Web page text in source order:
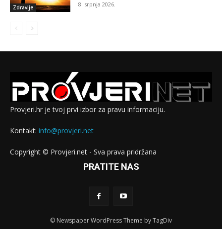
Zdravlje 8. srpnja 2026.
Provjeri.hr je tvoj prvi izbor za pravu informaciju.
Kontakt: info@provjeri.net
Copyright © Provjeri.net - Sva prava pridržana
PRATITE NAS
© Newspaper WordPress Theme by TagDiv